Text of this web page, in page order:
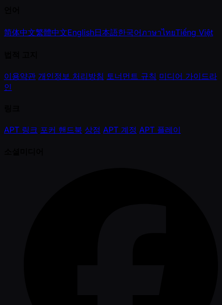
简体中文繁體中文English日本語한국어ภาษาไทยTiếng Việt
이용약관 개인정보 처리방침 토너먼트 규칙 미디어 가이드라
인
APT 링크 포커 핸드북 상점 APT 계정 APT 플레이